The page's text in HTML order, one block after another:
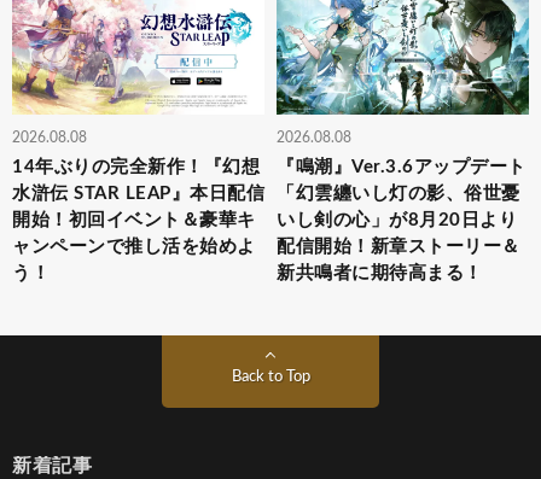
2026.08.08
14年ぶりの完全新作！『幻想
水滸伝 STAR LEAP』本日配信
開始！初回イベント＆豪華キ
ャンペーンで推し活を始めよ
う！
2026.08.08
『鳴潮』Ver.3.6アップデート
「幻雲纏いし灯の影、俗世憂
いし剣の心」が8月20日より
配信開始！新章ストーリー＆
新共鳴者に期待高まる！
Back to Top
新着記事